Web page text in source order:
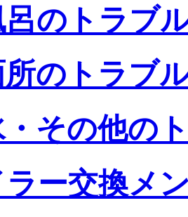
呂のトラブ
所のトラブ
・その他の
ー交換メ